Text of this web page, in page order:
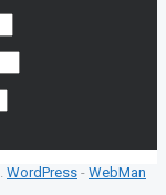
WordPress - WebMan